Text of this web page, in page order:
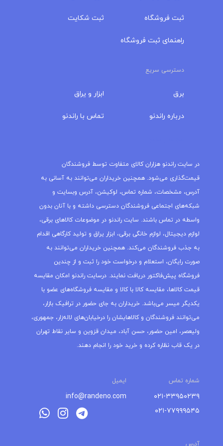
ثبت فروشگاه
راهنمای ثبت فروشگاه
ثبت شکایت
دسترسی سریع
برق
درباره‌ راندنو
ابزار و یراق
تماس با راندنو
در سایت راندنو هزاران کالای متفاوت توسط فروشندگان
قیمت‌گذاری می‌شود. همچنین خریداران می‌توانند به آسانی به
آدرس، مشخصات، شماره تماس، لوکیشن، آدرس وبسایت و
شبکه‌های اجتماعی فروشندگان دسترسی داشته و با آنان بدون
واسطه در تماس باشند. سایت راندنو در موضوعات کالاهای برقی،
لوازم دیجیتال، لوازم خانگی برقی، ابزار یراق و تولید کارگاهی اقدام
به جذب فروشندگان می‌کند. همچنین خریداران می‌توانند به
صورت رایگان، استعلام و درخواست خود را ثبت و از چندین
فروشگاه پیش‌فاکتور دریافت نمایند. درسایت راندنو امکان مقایسه
قیمت کالاها، مقایسه کالا با کالا و مقایسه فروشگاه‌های عضو با
یکدیگر میسر می‌باشد. خریداران به جای حضور در ترافیک بازار،
می‌توانند فروشندگان و کالاهایشان را درخیابان‌های لاله‌زار، جمهوری،
ولیعصر، امین حضور، حسن آباد، میدان قزوین و سایر نقاط تهران
در یک قاب نظاره کرده و خرید خود را انجام دهند.
شماره تماس ایمیل
۰۲۱-۳۳۹۵۰۲۳۹
۰۲۱-۷۷۹۹۹۵۴۵
info@randeno.com
آدرس